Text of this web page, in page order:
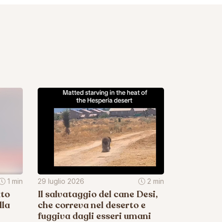
1 min 29 luglio 2026 2 min
Il salvataggio del cane Desi,
che correva nel deserto e
fuggiva dagli esseri umani